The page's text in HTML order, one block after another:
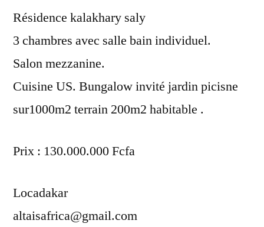
Résidence kalakhary saly
3 chambres avec salle bain individuel.
Salon mezzanine.
Cuisine US. Bungalow invité jardin picisne
sur1000m2 terrain 200m2 habitable .
Prix : 130.000.000 Fcfa
Locadakar
altaisafrica@gmail.com